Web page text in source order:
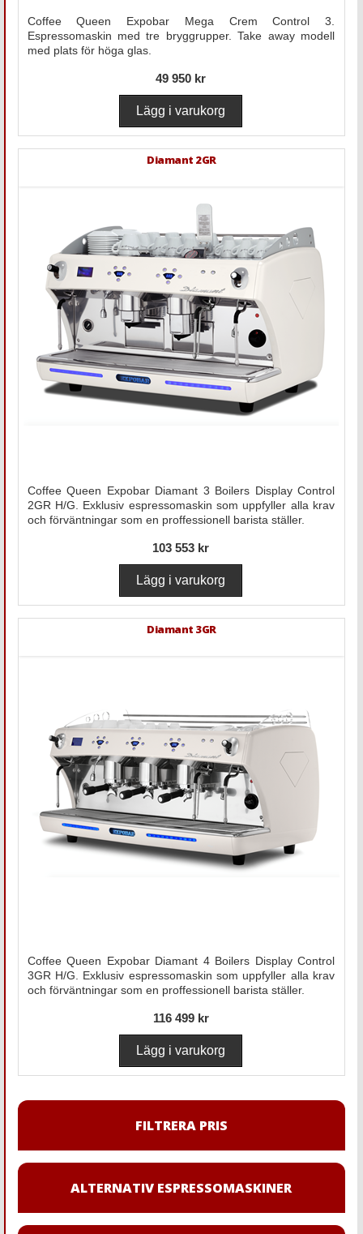
Coffee Queen Expobar Mega Crem Control 3.
Espressomaskin med tre bryggrupper. Take away modell
med plats för höga glas.
49 950 kr
Diamant 2GR
Coffee Queen Expobar Diamant 3 Boilers Display Control
2GR H/G. Exklusiv espressomaskin som uppfyller alla krav
och förväntningar som en proffessionell barista ställer.
103 553 kr
Diamant 3GR
Coffee Queen Expobar Diamant 4 Boilers Display Control
3GR H/G. Exklusiv espressomaskin som uppfyller alla krav
och förväntningar som en proffessionell barista ställer.
116 499 kr
FILTRERA PRIS
ALTERNATIV ESPRESSOMASKINER